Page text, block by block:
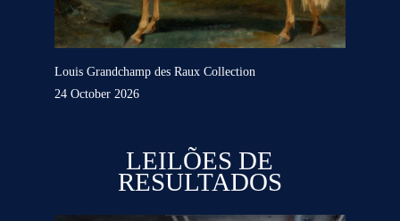
Louis Grandchamp des Raux Collection
24 October 2026
LEILÕES DE
RESULTADOS